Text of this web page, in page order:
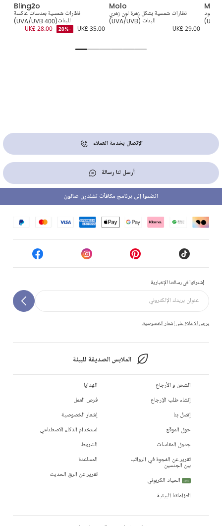
Bling2o
نظارات شمسية بعدسات عاكسة
للبنات(UVA/UVB 400)
UK£ 35.00
-20%
UK£ 28.00
Molo
نظارات شمسية بشكل زهرة لون زهري
للبنات (UVA/UVB)
UK£ 29.00
Molo
أسود
الإتصال بخدمة العملاء
أرسل لنا رسالة
إشتركوا في رسالتنا الإخبارية
يرجى الاطلاع على إشعار الخصوصية.
الملابس الصديقة للبيئة
انضموا إلى برنامج مكافآت تشلدرن صالون
الشحن و الأرجاع
إنشاء طلب الإرجاع
إتصل بنا
حول الموقع
جدول المقاسات
تقرير عن الفجوة في الرواتب
بين الجنسين
جديد
الحياد الكربوني
التزاماتنا البيئية
الهدايا
فرص العمل
إشعار الخصوصية
استخدام الذكاء الاصطناعي
الشروط
المساعدة
تقرير عن الرق الحديث